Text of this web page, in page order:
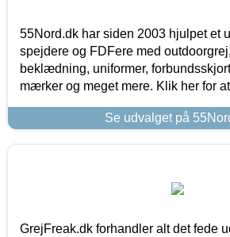
55Nord.dk har siden 2003 hjulpet et
spejdere og FDFere med
beklædning, uniformer,
mærker og meget mere. Klik her for
Se udvalget på
GrejFreak.dk forhandler alt det fede